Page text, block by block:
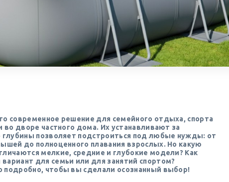
современное решение для семейного отдыха, спорта
во дворе частного дома. Их устанавливают за
глубины позволяет подстроиться под любые нужды: от
до полноценного плавания взрослых. Но какую
мелкие, средние и глубокие модели? Как
для семьи или для занятий спортом?
подробно, чтобы вы сделали осознанный выбор!